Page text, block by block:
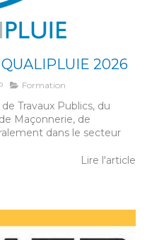
2026
Formation
Travaux Publics, du
Maçonnerie, de
dans le secteur
Lire l'article